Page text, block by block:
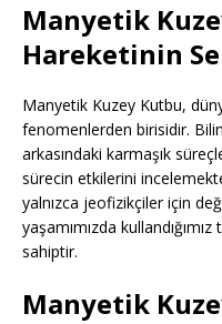
Manyetik
Hareketinin
Manyetik Kuzey Kutbu,
fenomenlerden birisidir.
arkasındaki karmaşık
sürecin etkilerini
yalnızca jeofizikçiler için
yaşamımızda
sahiptir.
Manyetik